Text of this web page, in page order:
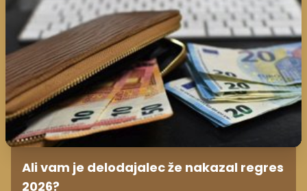
Ali vam je delodajalec že nakazal regres
2026?